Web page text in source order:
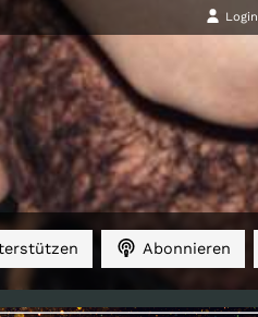
Login
Abonnieren